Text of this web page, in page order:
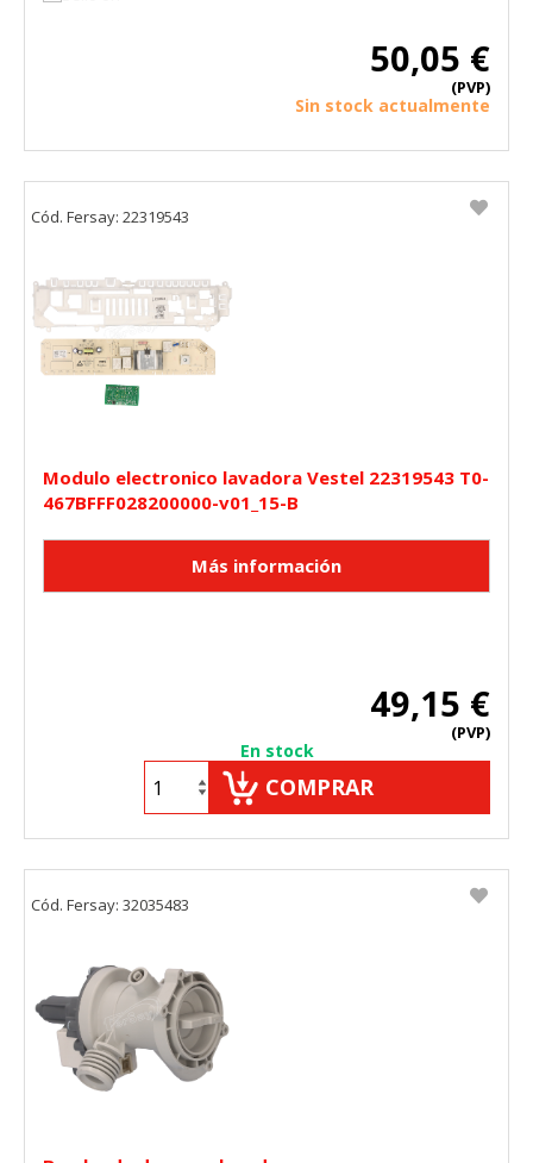
50,05 €
(PVP)
Sin stock actualmente
Modulo electronico lavadora Vestel 22319543 T0-
467BFFF028200000-v01_15-B
49,15 €
(PVP)
En stock
COMPRAR
Cód. Fersay: 22319543
Cód. Fersay: 32035483